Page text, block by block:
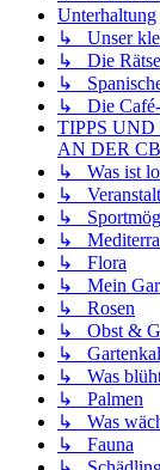
Unterhaltung
↳ Unser
↳ Die
↳
↳ Die
TIPPS
AN DER CB
↳ Was ist
↳
↳
↳
↳ Flora
↳ Mein
↳ Rosen
↳ Obst &
↳
↳ Was blüht
↳ Palmen
↳ Was
↳ Fauna